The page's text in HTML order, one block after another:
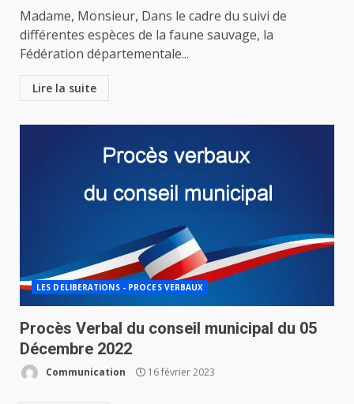
Madame, Monsieur, Dans le cadre du suivi de
différentes espèces de la faune sauvage, la
Fédération départementale...
Lire la suite
LES DELIBERATIONS - PROCES VERBAUX
Procès Verbal du conseil municipal du 05
Décembre 2022
Communication 16 février 2023